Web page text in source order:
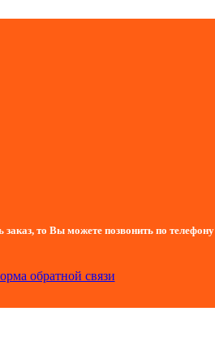
то Вы можете позвонить по телефону
обратной связи